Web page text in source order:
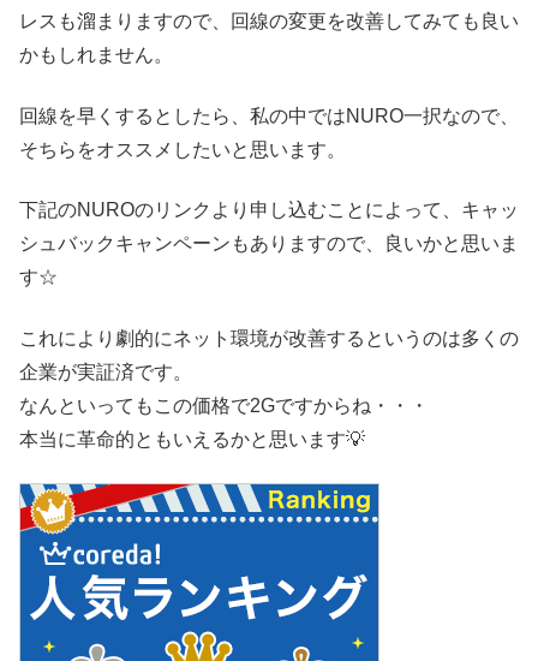
レスも溜まりますので、回線の変更を改善してみても良い
かもしれません。
回線を早くするとしたら、私の中ではNURO一択なので、
そちらをオススメしたいと思います。
下記のNUROのリンクより申し込むことによって、キャッ
シュバックキャンペーンもありますので、良いかと思いま
す☆
これにより劇的にネット環境が改善するというのは多くの
企業が実証済です。
なんといってもこの価格で2Gですからね・・・
本当に革命的ともいえるかと思います💡